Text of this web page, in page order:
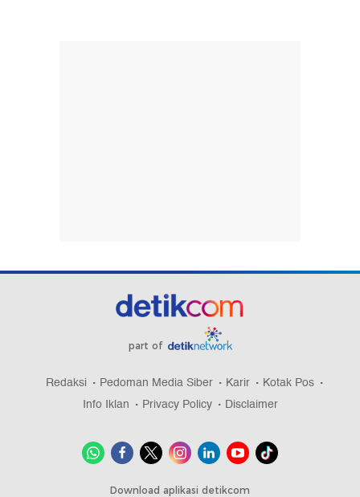
part of
Redaksi Pedoman Media Siber Karir
Kotak Pos
Info Iklan
Privacy Policy Disclaimer
Download aplikasi detikcom